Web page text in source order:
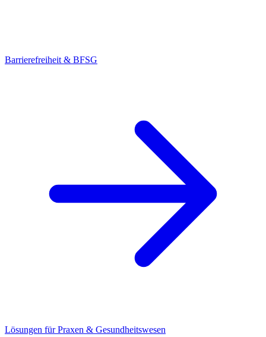
Barrierefreiheit & BFSG
Lösungen für Praxen & Gesundheitswesen